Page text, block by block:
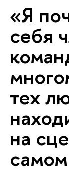
«Я
себя
тех
на